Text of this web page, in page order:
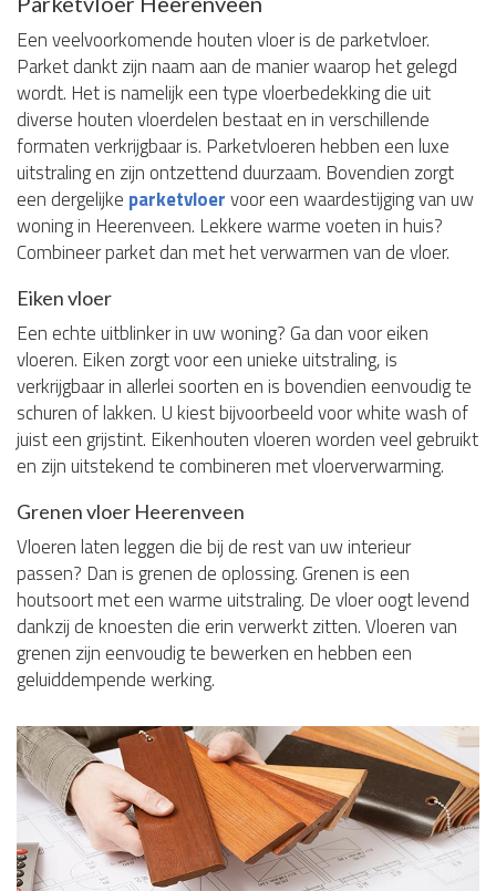
Een veelvoorkomende houten vloer is de parketvloer.
Parket dankt zijn naam aan de manier waarop het gelegd
wordt. Het is namelijk een type vloerbedekking die uit
diverse houten vloerdelen bestaat en in verschillende
formaten verkrijgbaar is. Parketvloeren hebben een luxe
uitstraling en zijn ontzettend duurzaam. Bovendien zorgt
een dergelijke parketvloervoor een waardestijging van uw
woning in Heerenveen. Lekkere warme voeten in huis?
Combineer parket dan met het verwarmen van de vloer.
Eiken vloer
Een echte uitblinker in uw woning? Ga dan voor eiken
vloeren. Eiken zorgt voor een unieke uitstraling, is
verkrijgbaar in allerlei soorten en is bovendien eenvoudig te
schuren of lakken. U kiest bijvoorbeeld voor white wash of
juist een grijstint. Eikenhouten vloeren worden veel gebruikt
en zijn uitstekend te combineren met vloerverwarming.
Grenen vloer Heerenveen
Vloeren laten leggen die bij de rest van uw interieur
passen? Dan is grenen de oplossing. Grenen is een
houtsoort met een warme uitstraling. De vloer oogt levend
dankzij de knoesten die erin verwerkt zitten. Vloeren van
grenen zijn eenvoudig te bewerken en hebben een
geluiddempende werking.